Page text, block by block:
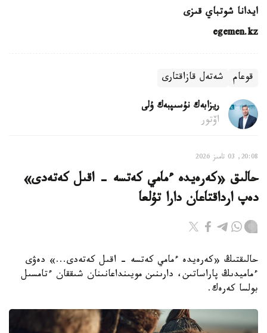
ايدانا شوتباي قىزى
egemen.kz
قوعام شەتەل قازاقتارى
ريزابەك نۇسىپبەك ۇلى
اۆتور
20:08, 03 تامىز 2026
حالىق «كەرەيدە ءمامي كەتسە - اقىل كەتەدى»
دەپ ارداقتاعان دارا تۇلعا
حالىقتىڭ «كەرەيدە ءمامي كەتسە - اقىل كەتەدى...» دەۋى
ءماميدىڭ پاراساتىن، دارىنىن مويىنداعانىنان شىققان ءتامسىل
بولسا كەرەك.